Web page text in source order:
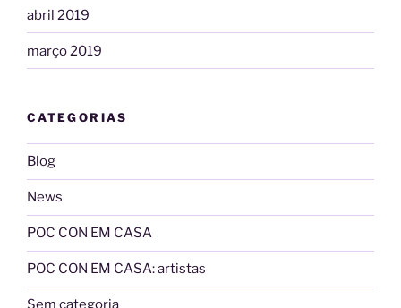
abril 2019
março 2019
CATEGORIAS
Blog
News
POC CON EM CASA
POC CON EM CASA: artistas
Sem categoria